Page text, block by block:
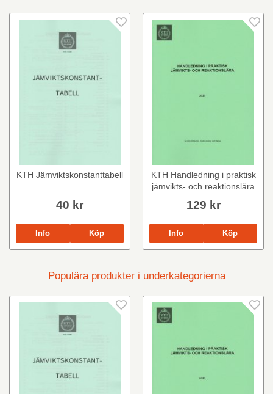
KTH Jämviktskonstanttabell
40 kr
Info Köp
KTH Handledning i praktisk
jämvikts- och reaktionslära
129 kr
Info Köp
Populära produkter i underkategorierna